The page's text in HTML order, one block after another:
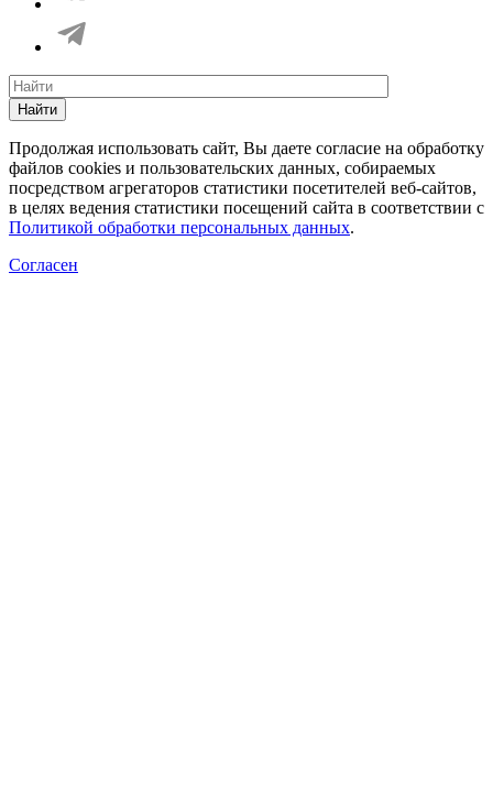
Найти
Продолжая использовать сайт, Вы даете согласие на обработку
файлов cookies и пользовательских данных, собираемых
посредством агрегаторов статистики посетителей веб-сайтов,
в целях ведения статистики посещений сайта в соответствии с
Политикой обработки персональных данных.
Согласен